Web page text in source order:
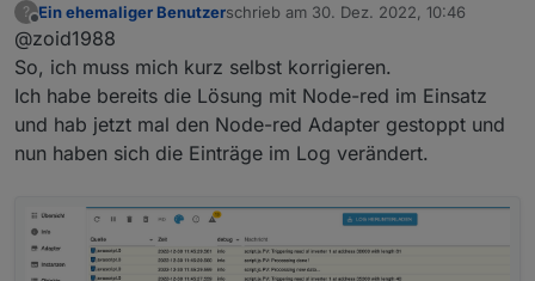
Vielen Dank, wusste garnicht das man
gelernt ...
Das Script startet jetzt, aber ich
bekomme leider keine Daten
ausgelesen.
Habe die Werte bei mir jetzt so
angepasst (ich habe leider - noch -
keinen Akku):
client.connectTCP("10.168.1.111", { port:
const PowerMeterID = 0;
const BatteryUnits = [[0, 0]];
30.12.2022, 11:33:51.829 [info ]:
javascript.0 (1120689) script.js.PV:
?
Offline
Ein ehemaliger Benutzerschrieb am 30. Dez. 2022, 10:46
zuletzt editiert von
@zoid1988
So, ich muss mich kurz selbst korrigieren.
Ich habe bereits die Lösung mit Node-red im Einsatz
und hab jetzt mal den Node-red Adapter gestoppt und
nun haben sich die Einträge im Log verändert.